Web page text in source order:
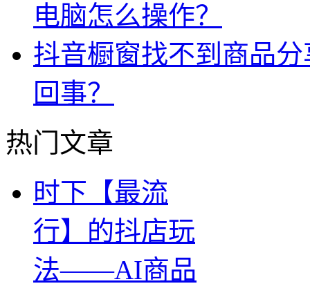
电脑怎么操作？
抖音橱窗找不到商品
回事？
热门文章
时下【最流
行】的抖店玩
法——AI商品